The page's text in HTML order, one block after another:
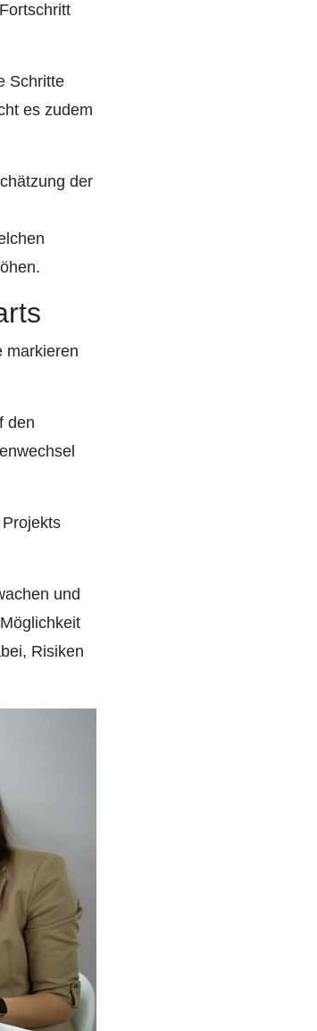
Schritte
es zudem
der
markieren
den
und
Risiken